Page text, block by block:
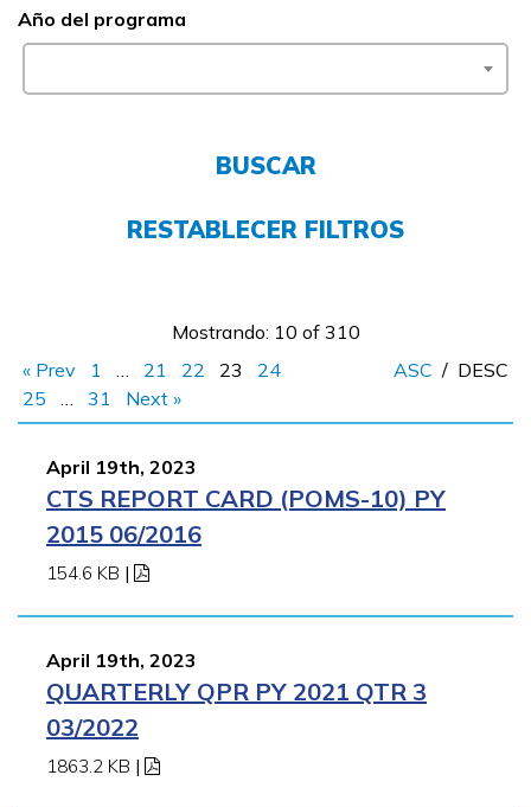
FAQs
Año del programa
BUSCAR
RESTABLECER FILTROS
Mostrando: 10 of 310
« Prev
1 … 21 22 23
24
25
… 31 Next »
ASC / DESC
April 19th, 2023
CTS REPORT CARD (POMS-10) PY
2015 06/2016
154.6 KB |
April 19th, 2023
QUARTERLY QPR PY 2021 QTR 3
03/2022
1863.2 KB |